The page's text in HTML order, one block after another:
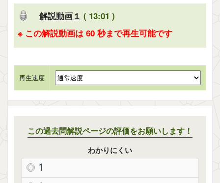
解説動画１ ( 13:01 )
※ この解説動画は 60 秒まで再生可能です
再生速度
この過去問解説ページの評価をお願いします！
わかりにくい
1